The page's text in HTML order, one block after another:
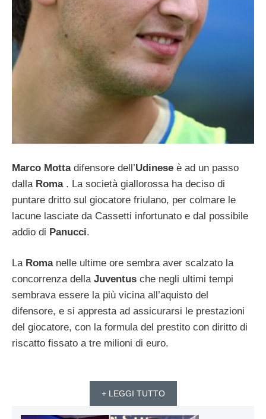
Marco Mottadifensore dell’Udinese è ad un passo
dalla Roma. La società giallorossa ha deciso di
puntare dritto sul giocatore friulano, per colmare le
lacune lasciate da Cassetti infortunato e dal possibile
addio di Panucci.
La Romanelle ultime ore sembra aver scalzato la
concorrenza della Juventus che negli ultimi tempi
sembrava essere la più vicina all’aquisto del
difensore, e si appresta ad assicurarsi le prestazioni
del giocatore, con la formula del prestito con diritto di
riscatto fissato a tre milioni di euro.
+ LEGGI TUTTO